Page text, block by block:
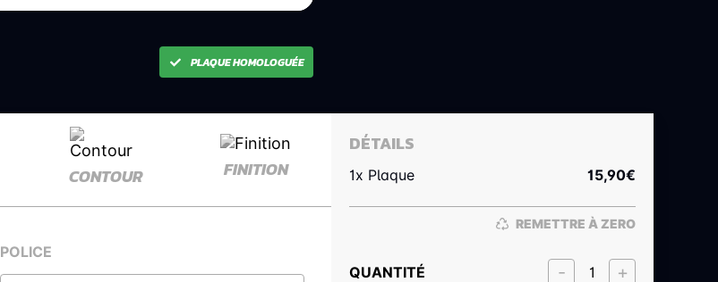
PLAQUE HOMOLOGUÉE
CONTOUR FINITION
POLICE
DÉTAILS
1x Plaque 15,90€
REMETTRE À ZERO
QUANTITÉ